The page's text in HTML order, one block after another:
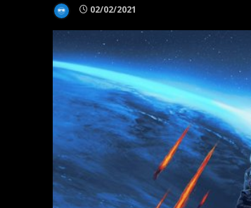
02/02/2021